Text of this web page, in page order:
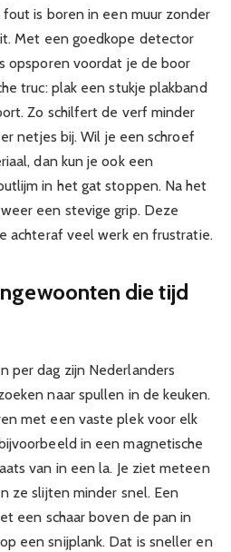
is boren in een muur zonder
Met een goedkope detector
opsporen voordat je de boor
truc: plak een stukje plakband
Zo schilfert de verf minder
netjes bij. Wil je een schroef
dan kun je ook een
in het gat stoppen. Na het
een stevige grip. Deze
achteraf veel werk en frustratie.
die tijd
per dag zijn Nederlanders
naar spullen in de keuken.
met een vaste plek voor elk
in een magnetische
van in een la. Je ziet meteen
ze slijten minder snel. Een
een schaar boven de pan in
een snijplank. Dat is sneller en